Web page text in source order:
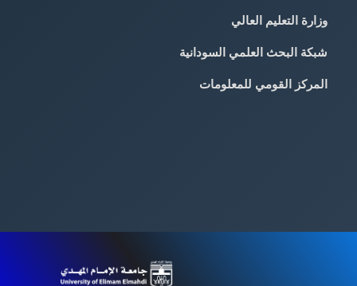
وزارة التعليم العالي
شبكة البحث العلمي السودانية
المركز القومي للمعلومات